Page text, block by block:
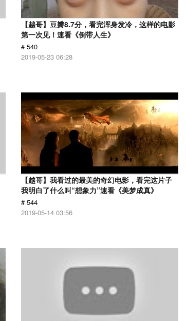
【越哥】豆瓣8.7分，看完浑身发冷，这样的电影
第一次见！速看《倒带人生》
# 540
2019-05-23 06:28
【越哥】我看过的最美的奇幻电影，看完这片子
我明白了什么叫“想象力”速看《美梦成真》
# 544
2019-05-14 03:56